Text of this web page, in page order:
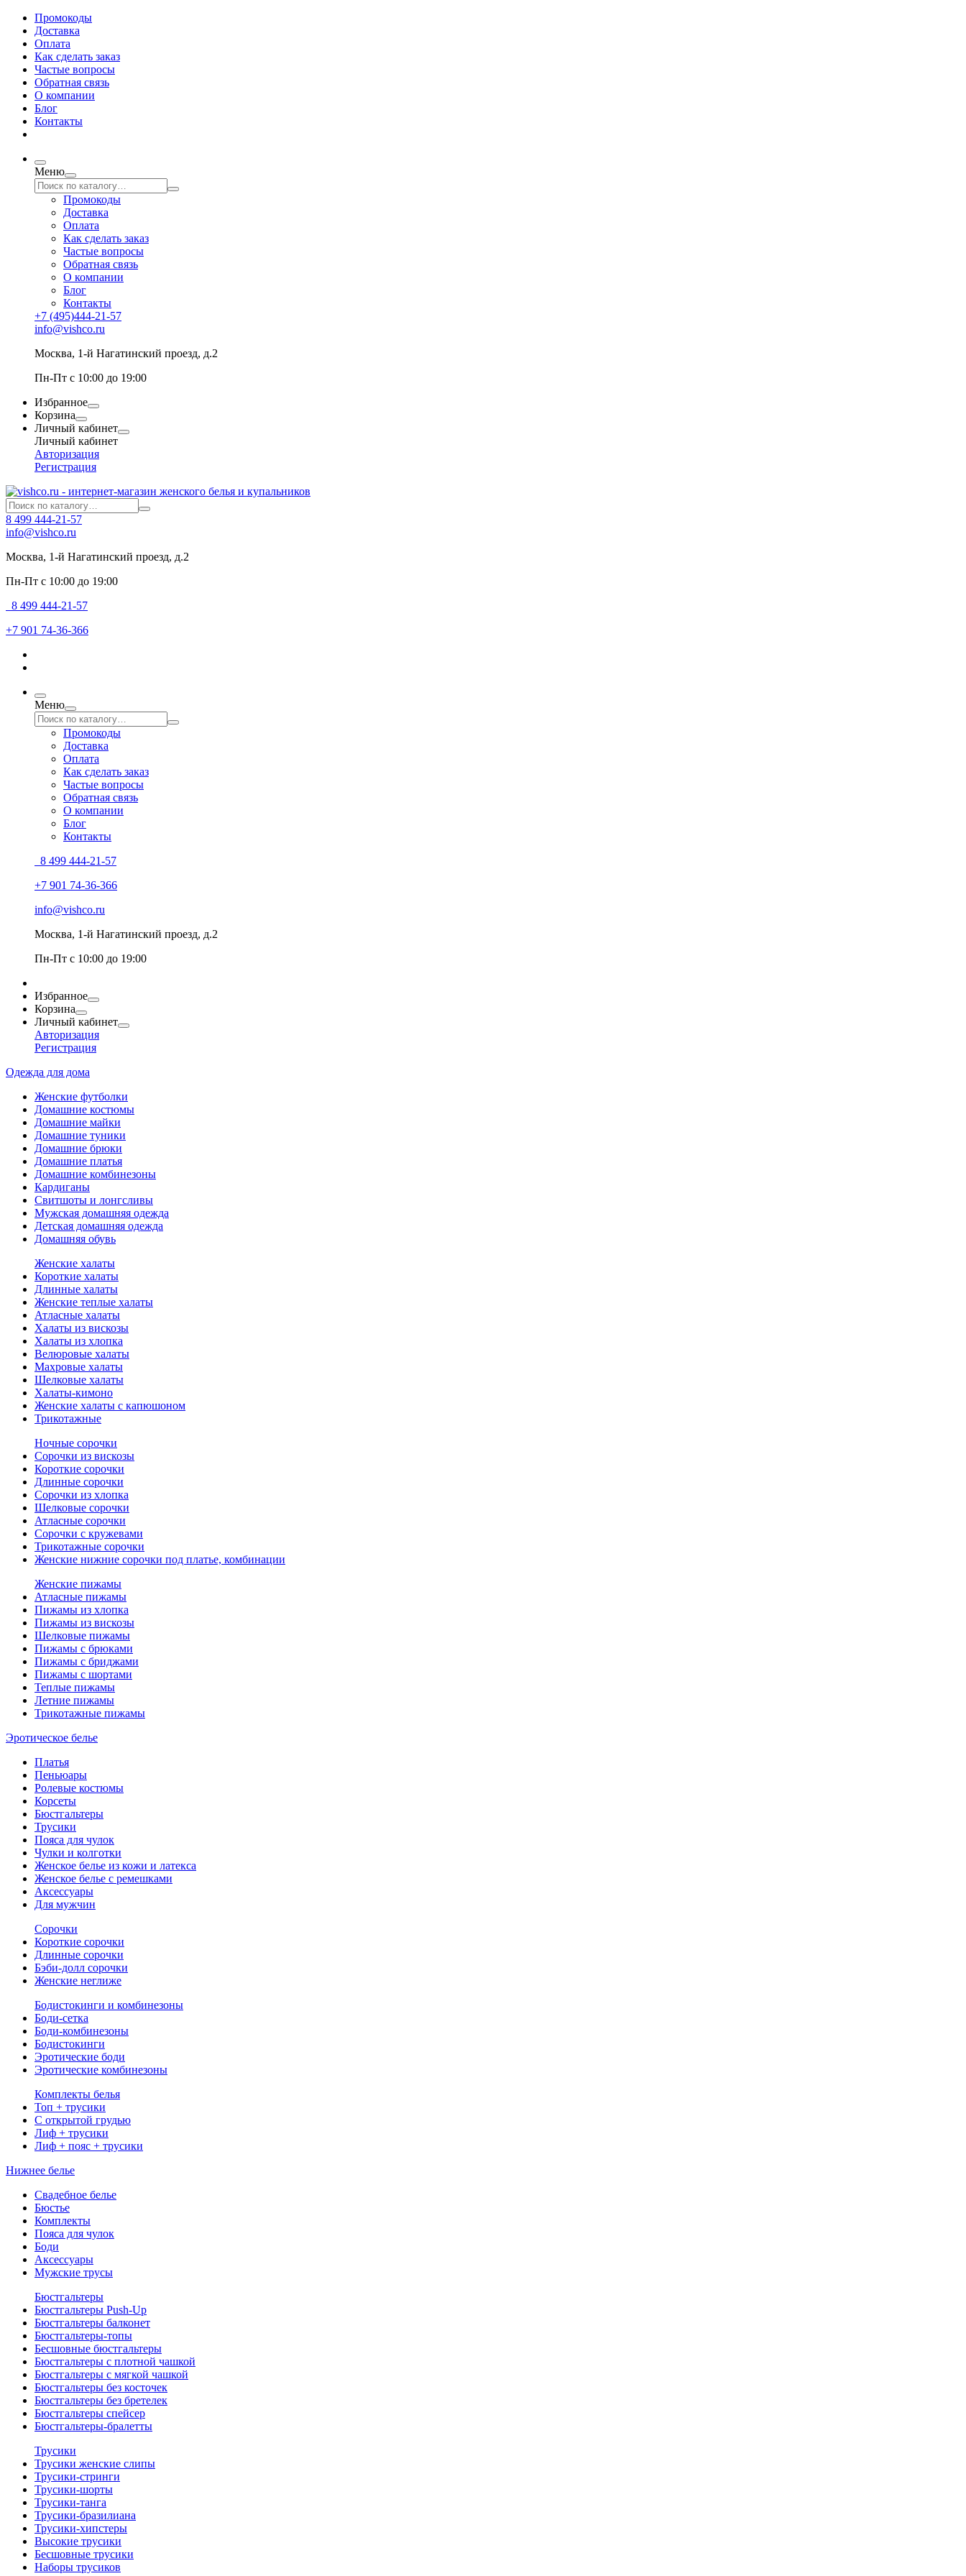
Промокоды
Доставка
Оплата
Как сделать заказ
Частые вопросы
Обратная связь
О компании
Блог
Контакты
Меню
Промокоды
Доставка
Оплата
Как сделать заказ
Частые вопросы
Обратная связь
О компании
Блог
Контакты
+7 (495)444-21-57
info@vishco.ru
Москва, 1-й Нагатинский проезд, д.2
Пн-Пт с 10:00 до 19:00
Избранное
Корзина
Личный кабинет
Личный кабинет
Авторизация
Регистрация
8 499 444-21-57
info@vishco.ru
Москва, 1-й Нагатинский проезд, д.2
Пн-Пт с 10:00 до 19:00
8 499 444-21-57
+7 901 74-36-366
Меню
Промокоды
Доставка
Оплата
Как сделать заказ
Частые вопросы
Обратная связь
О компании
Блог
Контакты
8 499 444-21-57
+7 901 74-36-366
info@vishco.ru
Москва, 1-й Нагатинский проезд, д.2
Пн-Пт с 10:00 до 19:00
Избранное
Корзина
Личный кабинет
Авторизация
Регистрация
Одежда для дома
Женские футболки
Домашние костюмы
Домашние майки
Домашние туники
Домашние брюки
Домашние платья
Домашние комбинезоны
Кардиганы
Свитшоты и лонгсливы
Мужская домашняя одежда
Детская домашняя одежда
Домашняя обувь
Женские халаты
Короткие халаты
Длинные халаты
Женские теплые халаты
Атласные халаты
Халаты из вискозы
Халаты из хлопка
Велюровые халаты
Махровые халаты
Шелковые халаты
Халаты-кимоно
Женские халаты с капюшоном
Трикотажные
Ночные сорочки
Сорочки из вискозы
Короткие сорочки
Длинные сорочки
Сорочки из хлопка
Шелковые сорочки
Атласные сорочки
Сорочки с кружевами
Трикотажные сорочки
Женские нижние сорочки под платье, комбинации
Женские пижамы
Атласные пижамы
Пижамы из хлопка
Пижамы из вискозы
Шелковые пижамы
Пижамы с брюками
Пижамы с бриджами
Пижамы с шортами
Теплые пижамы
Летние пижамы
Трикотажные пижамы
Эротическое белье
Платья
Пеньюары
Ролевые костюмы
Корсеты
Бюстгальтеры
Трусики
Пояса для чулок
Чулки и колготки
Женское белье из кожи и латекса
Женское белье с ремешками
Аксессуары
Для мужчин
Сорочки
Короткие сорочки
Длинные сорочки
Бэби-долл сорочки
Женские неглиже
Бодистокинги и комбинезоны
Боди-сетка
Боди-комбинезоны
Бодистокинги
Эротические боди
Эротические комбинезоны
Комплекты белья
Топ + трусики
С открытой грудью
Лиф + трусики
Лиф + пояс + трусики
Нижнее белье
Свадебное белье
Бюстье
Комплекты
Пояса для чулок
Боди
Аксессуары
Мужские трусы
Бюстгальтеры
Бюстгальтеры Push-Up
Бюстгальтеры балконет
Бюстгальтеры-топы
Бесшовные бюстгальтеры
Бюстгальтеры с плотной чашкой
Бюстгальтеры с мягкой чашкой
Бюстгальтеры без косточек
Бюстгальтеры без бретелек
Бюстгальтеры спейсер
Бюстгальтеры-бралетты
Трусики
Трусики женские слипы
Трусики-стринги
Трусики-шорты
Трусики-танга
Трусики-бразилиана
Трусики-хипстеры
Высокие трусики
Бесшовные трусики
Наборы трусиков